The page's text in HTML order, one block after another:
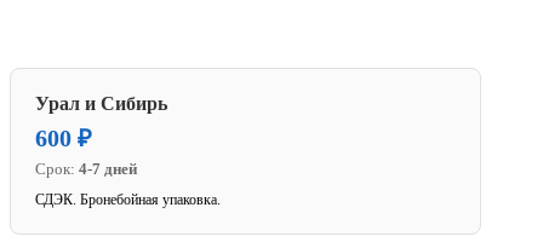
Урал и Сибирь
600 ₽
Срок: 4-7 дней
СДЭК. Бронебойная упаковка.